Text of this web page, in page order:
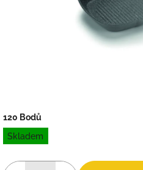
120 Bodů
Jednotková
cena:
Skladem